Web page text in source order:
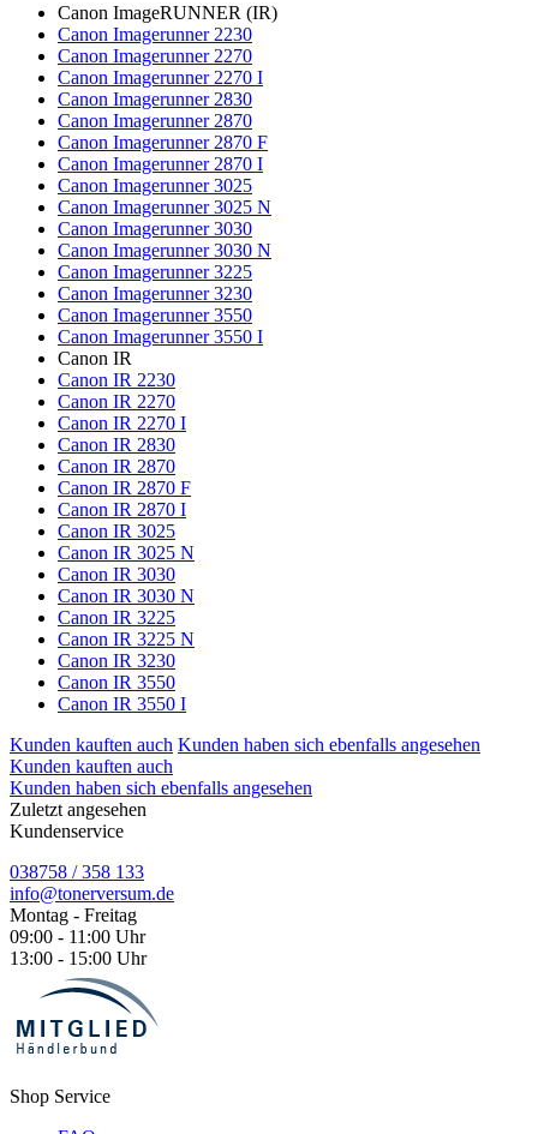
Canon ImageRUNNER (IR)
Canon Imagerunner 2230
Canon Imagerunner 2270
Canon Imagerunner 2270 I
Canon Imagerunner 2830
Canon Imagerunner 2870
Canon Imagerunner 2870 F
Canon Imagerunner 2870 I
Canon Imagerunner 3025
Canon Imagerunner 3025 N
Canon Imagerunner 3030
Canon Imagerunner 3030 N
Canon Imagerunner 3225
Canon Imagerunner 3230
Canon Imagerunner 3550
Canon Imagerunner 3550 I
Canon IR
Canon IR 2230
Canon IR 2270
Canon IR 2270 I
Canon IR 2830
Canon IR 2870
Canon IR 2870 F
Canon IR 2870 I
Canon IR 3025
Canon IR 3025 N
Canon IR 3030
Canon IR 3030 N
Canon IR 3225
Canon IR 3225 N
Canon IR 3230
Canon IR 3550
Canon IR 3550 I
Kunden kauften auch Kunden haben sich ebenfalls angesehen
Kunden kauften auch
Kunden haben sich ebenfalls angesehen
Zuletzt angesehen
Kundenservice
038758 / 358 133
info@tonerversum.de
Montag - Freitag
09:00 - 11:00 Uhr
13:00 - 15:00 Uhr
Shop Service